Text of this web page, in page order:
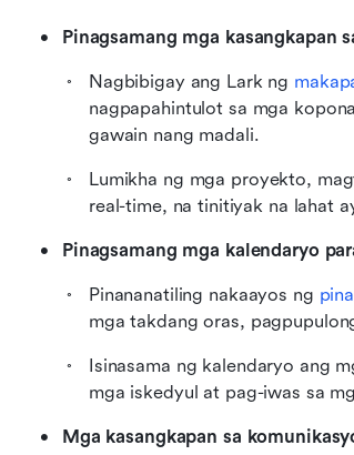
Pinagsamang mga kasangkapan
Nagbibigay ang Lark ng
nagpapahintulot sa mga
gawain nang madali.
Lumikha ng mga proyekto,
real-time, na tinitiyak na lahat
Pinagsamang mga kalendaryo
Pinananatiling nakaayos ng
mga takdang oras,
Isinasama ng kalendaryo ang
mga iskedyul at pag-iwas sa
Mga kasangkapan sa